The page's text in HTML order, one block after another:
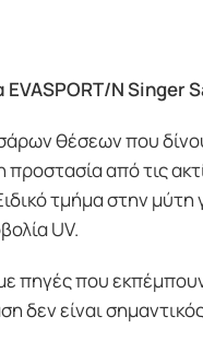
N Singer
θέσεων που
από τις
τμήμα στην
UV.
πηγές που
δεν είναι